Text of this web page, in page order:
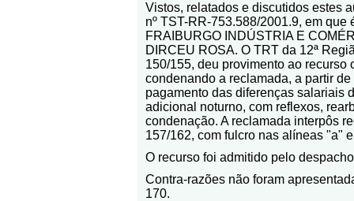
Vistos, relatados e discutidos estes
nº TST-RR-753.588/2001.9, em que
FRAIBURGO INDÚSTRIA E
DIRCEU ROSA. O TRT da 12ª
150/155, deu provimento ao recurso
condenando a reclamada, a partir
pagamento das diferenças salariais
adicional noturno, com reflexos,
condenação. A reclamada interpôs
157/162, com fulcro nas alíneas "a"
O recurso foi admitido pelo
Contra-razões não foram
170.